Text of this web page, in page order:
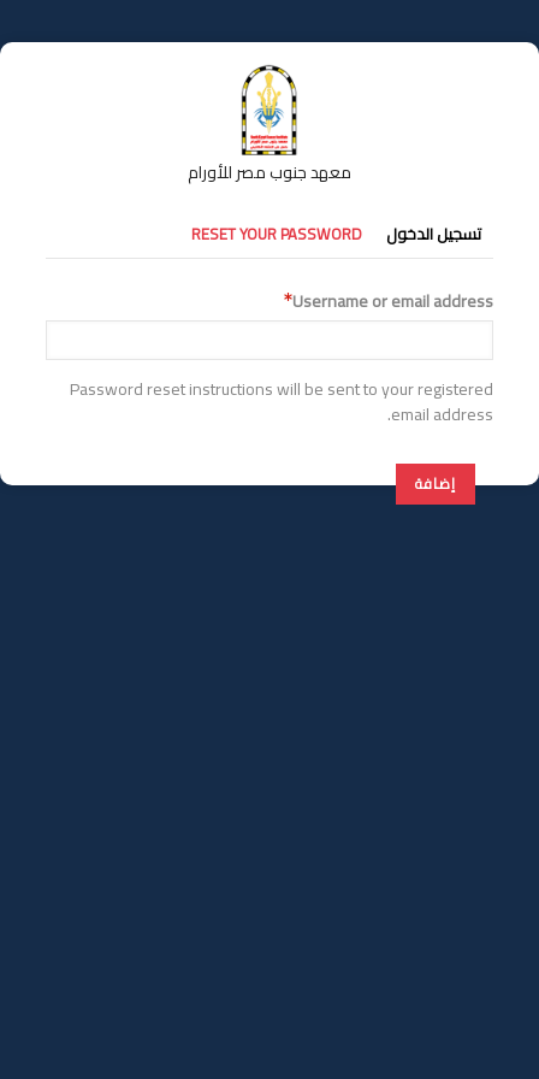
إلى
المحتوى
معهد جنوب مصر للأورام
التبويبات
الأساسية
تسجيل الدخول RESET YOUR PASSWORD
Username or email address
Password reset instructions will be sent to your registered
email address.